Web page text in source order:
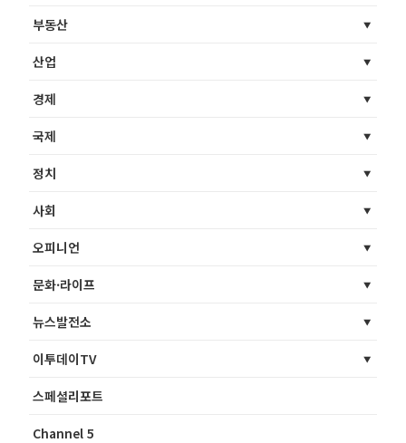
부동산
산업
경제
국제
정치
사회
오피니언
문화·라이프
뉴스발전소
이투데이TV
스페셜리포트
Channel 5